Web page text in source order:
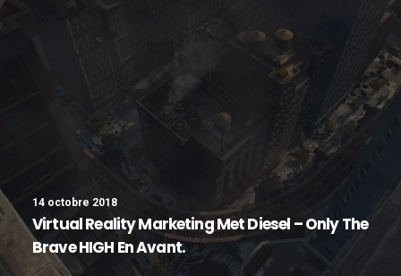
14 octobre 2018
Virtual Reality Marketing Met Diesel – Only The
Brave HIGH En Avant.